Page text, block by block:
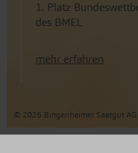
1. Platz
des BMEL
mehr erfahren
© 2026 Bingenheimer Saatgut AG